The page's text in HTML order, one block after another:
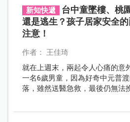
新知快遞
台中童墜樓、桃
還是逃生？孩子居家安全
注意！
作者： 王佳琦
就在上週末，兩起令人心痛的意
一名6歲男童，因為好奇中元普
落，雖然送醫急救，最後仍無法